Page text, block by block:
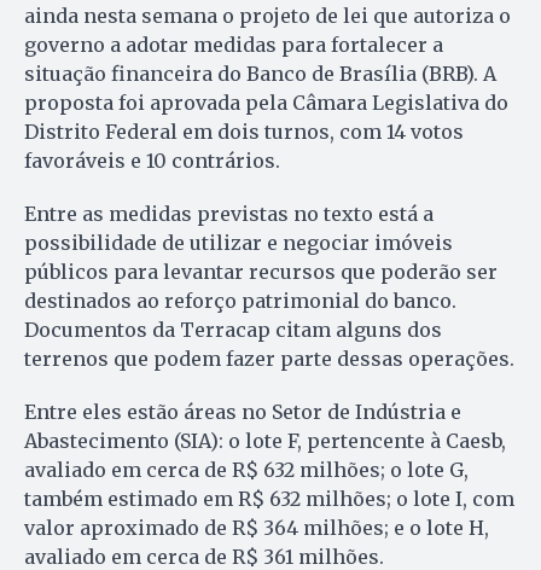
ainda nesta semana o projeto de lei que autoriza o
governo a adotar medidas para fortalecer a
situação financeira do Banco de Brasília (BRB). A
proposta foi aprovada pela Câmara Legislativa do
Distrito Federal em dois turnos, com 14 votos
favoráveis e 10 contrários.
Entre as medidas previstas no texto está a
possibilidade de utilizar e negociar imóveis
públicos para levantar recursos que poderão ser
destinados ao reforço patrimonial do banco.
Documentos da Terracap citam alguns dos
terrenos que podem fazer parte dessas operações.
Entre eles estão áreas no Setor de Indústria e
Abastecimento (SIA): o lote F, pertencente à Caesb,
avaliado em cerca de R$ 632 milhões; o lote G,
também estimado em R$ 632 milhões; o lote I, com
valor aproximado de R$ 364 milhões; e o lote H,
avaliado em cerca de R$ 361 milhões.